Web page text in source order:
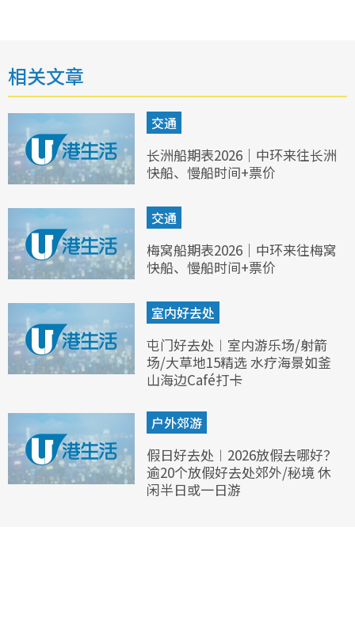
相关文章
交通
长洲船期表2026｜中环来往长洲
快船、慢船时间+票价
交通
梅窝船期表2026｜中环来往梅窝
快船、慢船时间+票价
室内好去处
屯门好去处︱室内游乐场/射箭
场/大草地15精选 水疗海景如釜
山海边Café打卡
户外郊游
假日好去处︱2026放假去哪好？
逾20个放假好去处郊外/秘境 休
闲半日或一日游